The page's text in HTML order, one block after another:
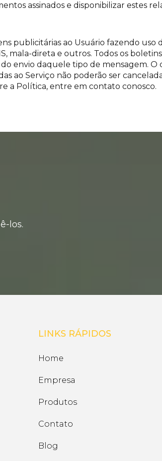
assinados e disponibilizar estes
publicitárias ao Usuário fazendo uso
mala-direta e outros. Todos os
envio daquele tipo de mensagem.
ao Serviço não poderão ser
a Política, entre em contato conosco.
los.
LINKS RÁPIDOS
Home
Empresa
Produtos
Contato
Blog